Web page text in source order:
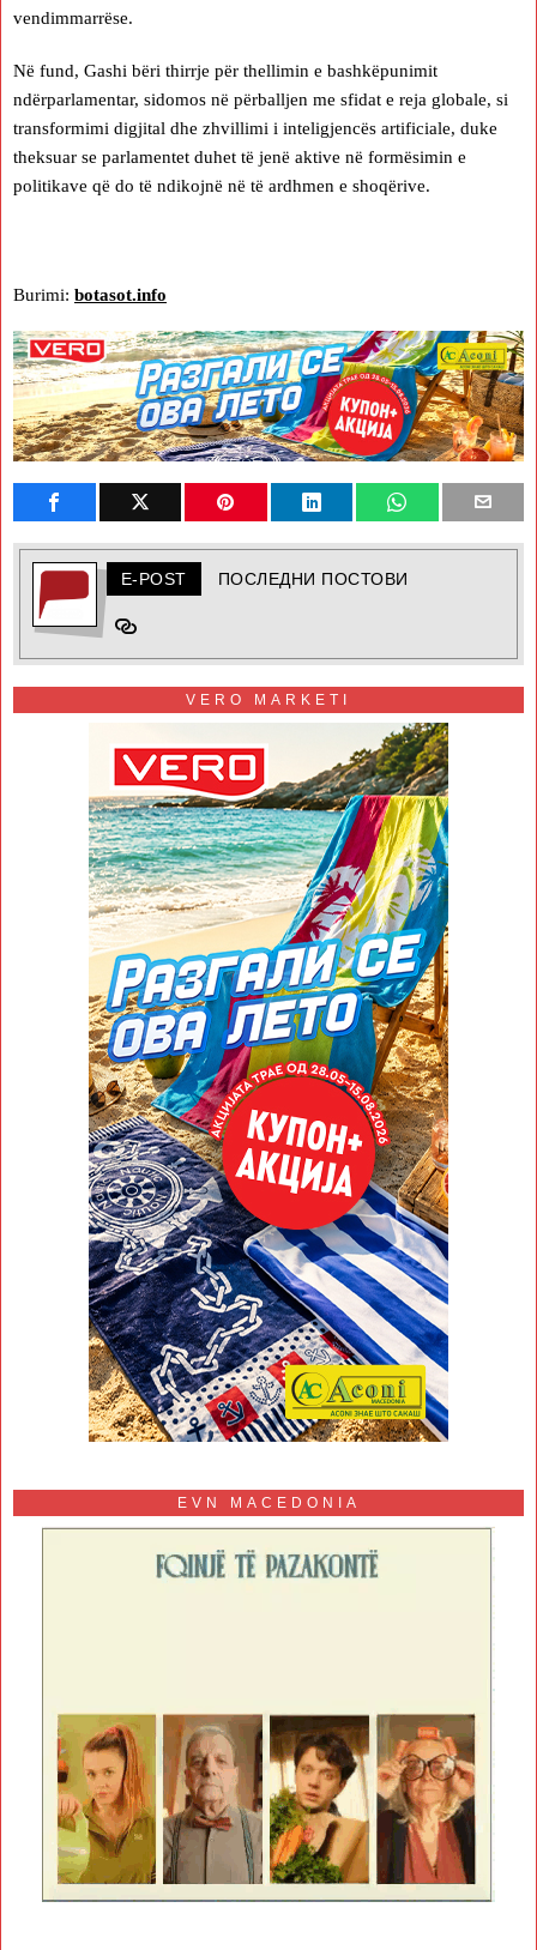
vendimmarrëse.
Në fund, Gashi bëri thirrje për thellimin e bashkëpunimit
ndërparlamentar, sidomos në përballjen me sfidat e reja globale, si
transformimi digjital dhe zhvillimi i inteligjencës artificiale, duke
theksuar se parlamentet duhet të jenë aktive në formësimin e
politikave që do të ndikojnë në të ardhmen e shoqërive.
Burimi: botasot.info
E-POST ПОСЛЕДНИ ПОСТОВИ
VERO MARKETI
EVN MACEDONIA